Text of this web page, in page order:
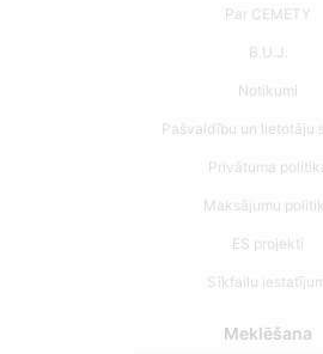
Par CEMETY
B.U.J.
Notikumi
Pašvaldību un lietotāju
Privātuma
Maksājumu
ES projekti
Sīkfailu
Meklēšana